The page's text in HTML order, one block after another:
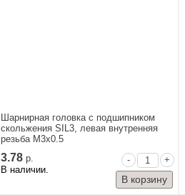
Шарнирная головка с подшипником
скольжения SIL3, левая внутренняя
резьба M3x0.5
3.78 р.
В наличии.
- +